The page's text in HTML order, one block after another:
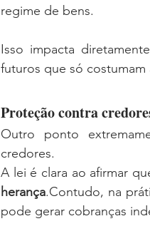
regime de bens.
Isso impacta
futuros que só
Proteção contra
Outro ponto
credores.
A lei é clara ao afirmar
herança.Contudo, na
pode gerar cobranças